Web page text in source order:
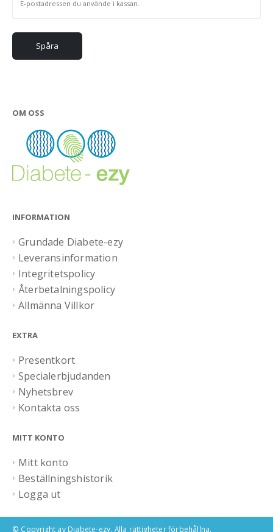
Spåra
OM OSS
INFORMATION
Grundade Diabete-ezy
Leveransinformation
Integritetspolicy
Återbetalningspolicy
Allmänna Villkor
EXTRA
Presentkort
Specialerbjudanden
Nyhetsbrev
Kontakta oss
MITT KONTO
Mitt konto
Beställningshistorik
Logga ut
© Copyright av Diabete-ezy. Alla rättigheter förbehållna.